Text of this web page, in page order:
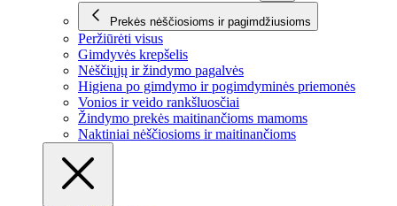
Prekės nėščiosioms ir pagimdžiusioms
Peržiūrėti visus
Gimdyvės krepšelis
Nėščiųjų ir žindymo pagalvės
Higiena po gimdymo ir pogimdyminės priemonės
Vonios ir veido rankšluosčiai
Žindymo prekės maitinančioms mamoms
Naktiniai nėščiosioms ir maitinančioms